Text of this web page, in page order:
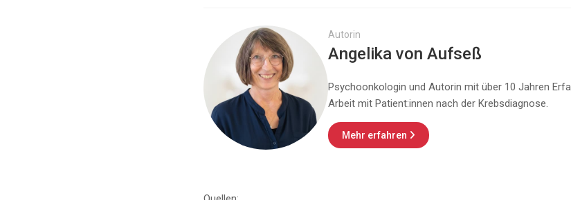
Autorin
Angelika von Aufseß
Psychoonkologin und Autorin mit über 10 Jahren
Arbeit mit Patient:innen nach der Krebsdiagnose.
Mehr erfahren 